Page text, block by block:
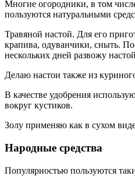
Многие огородники, в том
пользуются натуральными
Травяной настой. Для его
крапива, одуванчики, сныть.
нескольких дней развожу
Делаю настои также из
В качестве удобрения
вокруг кустиков.
Золу применяю как в сухом
Народные средства
Популярностью пользуются